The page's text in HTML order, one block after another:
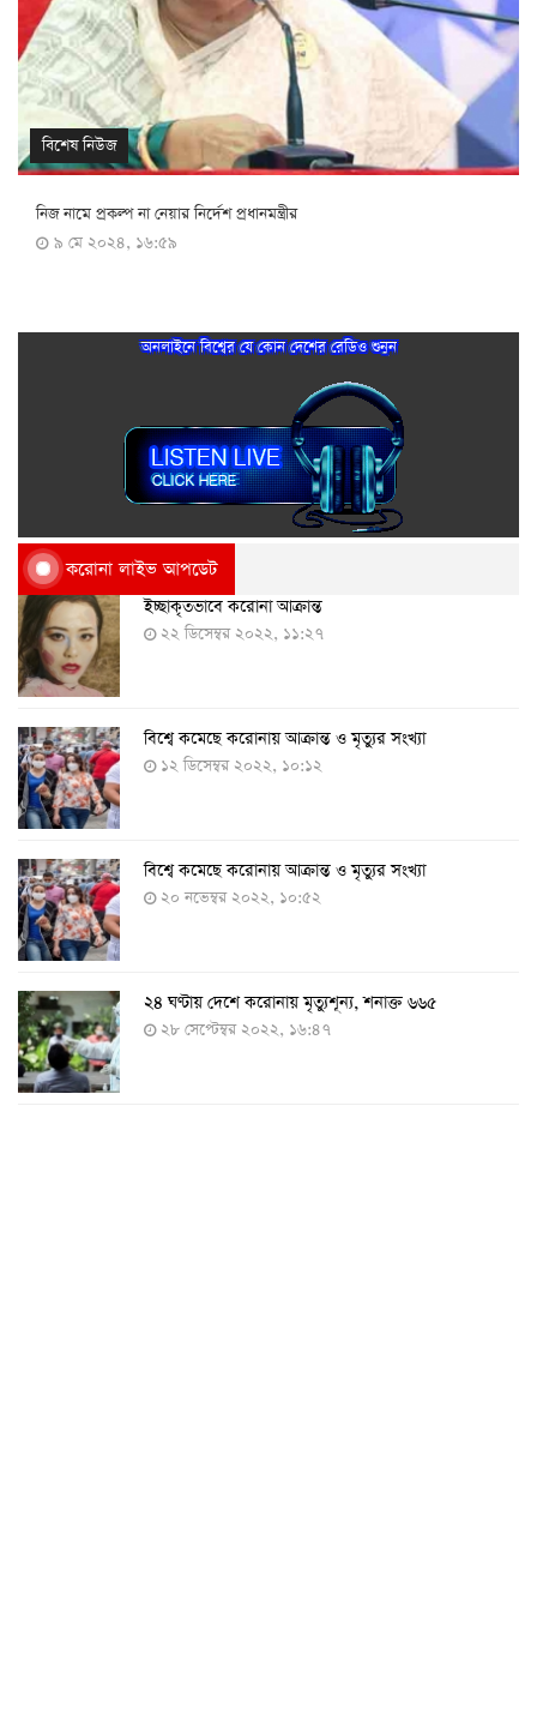
বিশেষ নিউজ
নিজ নামে প্রকল্প না নেয়ার নির্দেশ প্রধানমন্ত্রীর
৯ মে ২০২৪, ১৬:৫৯
অনলাইনে বিশ্বের যে কোন দেশের রেডিও শুনুন
করোনা লাইভ আপডেট
ইচ্ছাকৃতভাবে করোনা আক্রান্ত
২২ ডিসেম্বর ২০২২, ১১:২৭
বিশ্বে কমেছে করোনায় আক্রান্ত ও মৃত্যুর সংখ্যা
১২ ডিসেম্বর ২০২২, ১০:১২
বিশ্বে কমেছে করোনায় আক্রান্ত ও মৃত্যুর সংখ্যা
২০ নভেম্বর ২০২২, ১০:৫২
২৪ ঘণ্টায় দেশে করোনায় মৃত্যুশূন্য, শনাক্ত ৬৬৫
২৮ সেপ্টেম্বর ২০২২, ১৬:৪৭